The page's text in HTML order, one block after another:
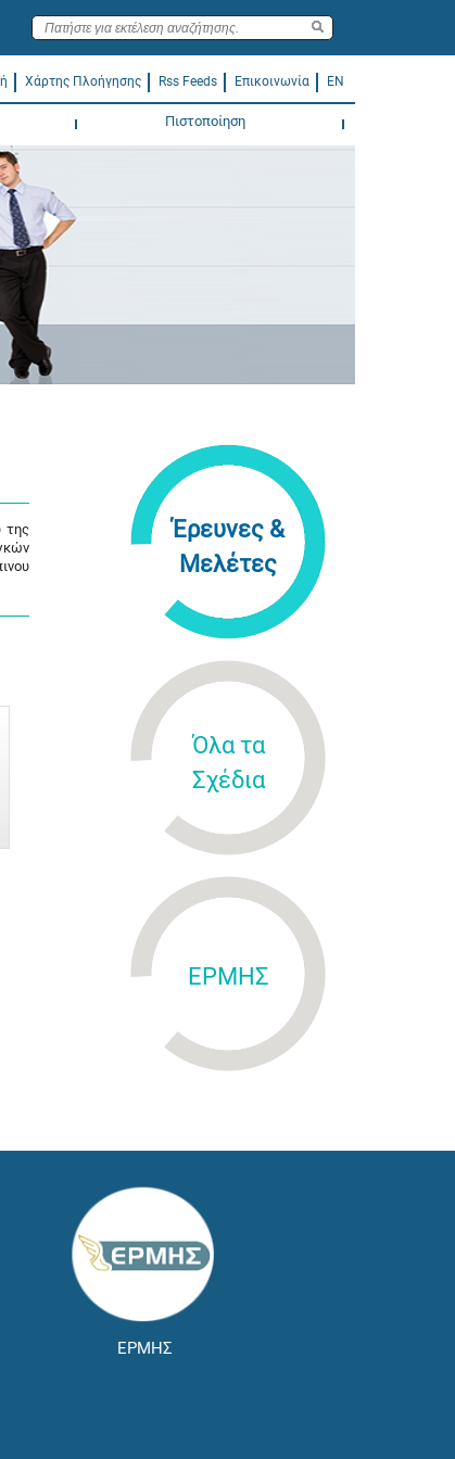
Χάρτης Πλοήγησης Rss Feeds Επικοινωνία EN
Πιστοποίηση
της
Έρευνες &
Μελέτες
Όλα τα
Σχέδια
ΕΡΜΗΣ
ΕΡΜΗΣ